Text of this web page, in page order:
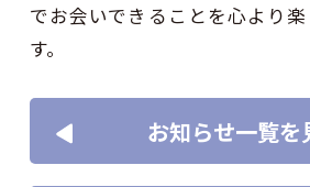
でお会いできることを心より
す。
お知らせ一覧を